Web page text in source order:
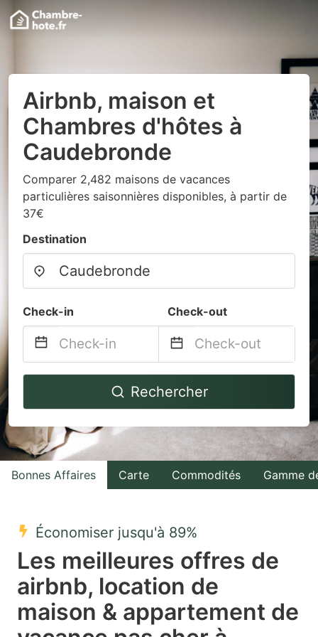
Airbnb, maison et
Chambres d'hôtes à
Caudebronde
Comparer 2,482 maisons de vacances
particulières saisonnières disponibles, à partir de
37€
Destination
Check-in Check-out
Navigate
to
interact
with
the
select
date.
Press
Navigate
backward
to
interact
with
the
select
a
date.
Press
Rechercher
Bonnes Affaires Carte Commodités Gamme
Économiser jusqu'à 89%
Les meilleures offres de
airbnb, location de
maison & appartement de